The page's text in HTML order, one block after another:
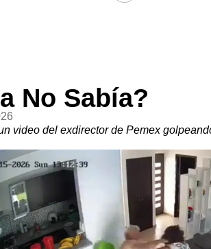
No Sabía?
video del exdirector de Pemex